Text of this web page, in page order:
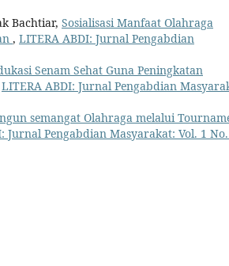
Bachtiar, Sosialisasi Manfaat Olahraga
, LITERA ABDI: Jurnal Pengabdian
Senam Sehat Guna Peningkatan
LITERA ABDI: Jurnal Pengabdian
semangat Olahraga melalui
Jurnal Pengabdian Masyarakat: Vol. 1